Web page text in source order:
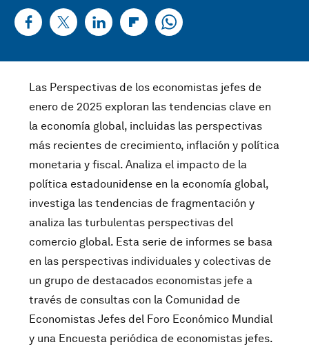
Las Perspectivas de los economistas jefes de
enero de 2025 exploran las tendencias clave en
la economía global, incluidas las perspectivas
más recientes de crecimiento, inflación y política
monetaria y fiscal. Analiza el impacto de la
política estadounidense en la economía global,
investiga las tendencias de fragmentación y
analiza las turbulentas perspectivas del
comercio global. Esta serie de informes se basa
en las perspectivas individuales y colectivas de
un grupo de destacados economistas jefe a
través de consultas con la Comunidad de
Economistas Jefes del Foro Económico Mundial
y una Encuesta periódica de economistas jefes.